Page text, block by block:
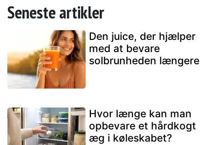
Seneste artikler
Den juice, der hjælper
med at bevare
solbrunheden længere
Hvor længe kan man
opbevare et hårdkogt
æg i køleskabet?